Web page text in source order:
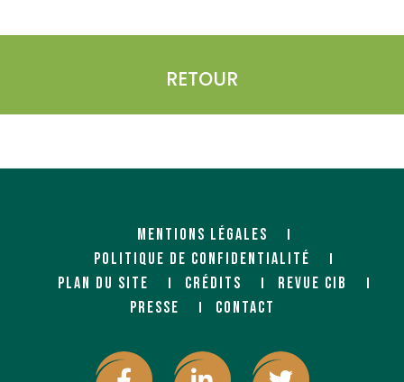
RETOUR
MENTIONS LÉGALES
POLITIQUE DE CONFIDENTIALITÉ
PLAN DU SITE
CRÉDITS
REVUE CIB
PRESSE
CONTACT